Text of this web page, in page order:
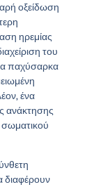
οξείδωση
ηρεμίας
του
παχύσαρκα
ένα
ανάκτησης
διαφέρουν